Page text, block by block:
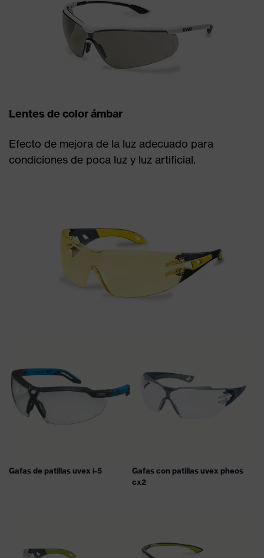
Lentes de color ámbar
Efecto de mejora de la luz adecuado para
condiciones de poca luz y luz artificial.
Gafas de patillas uvex i-5
Gafas con patillas uvex pheos
cx2